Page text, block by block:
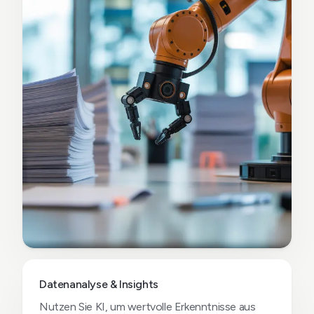
Datenanalyse & Insights
Nutzen Sie KI, um wertvolle Erkenntnisse aus